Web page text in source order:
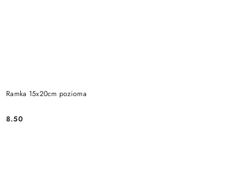
Ramka 15x20cm pozioma
Cena:
8.50